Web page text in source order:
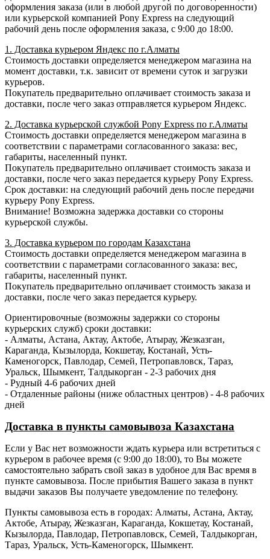
оформления заказа (или в любой другой по договоренности)
или курьерской компанией Pony Express на следующий
рабочий день после оформления заказа, с 9:00 до 18:00.
1. Доставка курьером Яндекс по г.Алматы
Стоимость доставки определяется менеджером магазина на
момент доставки, т.к. зависит от времени суток и загрузки
курьеров.
Покупатель предварительно оплачивает стоимость заказа и
доставки, после чего заказ отправляется курьером Яндекс.
2. Доставка курьерской службой Pony Express по г.Алматы
Стоимость доставки определяется менеджером магазина в
соответствии с параметрами согласованного заказа: вес,
габариты, населенный пункт.
Покупатель предварительно оплачивает стоимость заказа и
доставки, после чего заказ передается курьеру Pony Express.
Срок доставки: на следующий рабочий день после передачи
курьеру Pony Express.
Внимание! Возможна задержка доставки со стороны
курьерской службы.
3. Доставка курьером по городам Казахстана
Стоимость доставки определяется менеджером магазина в
соответствии с параметрами согласованного заказа: вес,
габариты, населенный пункт.
Покупатель предварительно оплачивает стоимость заказа и
доставки, после чего заказ передается курьеру.
Ориентировочные (возможны задержки со стороны
курьерских служб) сроки доставки:
- Алматы, Астана, Актау, Актобе, Атырау, Жезказган,
Караганда, Кызылорда, Кокшетау, Костанай, Усть-
Каменогорск, Павлодар, Семей, Петропавловск, Тараз,
Уральск, Шымкент, Талдыкорган - 2-3 рабочих дня
- Рудный 4-6 рабочих дней
- Отдаленные районы (ниже областных центров) - 4-8 рабочих
дней
Доставка в пункты самовывоза Казахстана
Если у Вас нет возможности ждать курьера или встретиться с
курьером в рабочее время (с 9:00 до 18:00), то Вы можете
самостоятельно забрать свой заказ в удобное для Вас время в
пункте самовывоза. После прибытия Вашего заказа в пункт
выдачи заказов Вы получаете уведомление по телефону.
Пункты самовывоза есть в городах: Алматы, Астана, Актау,
Актобе, Атырау, Жезказган, Караганда, Кокшетау, Костанай,
Кызылорда, Павлодар, Петропавловск, Семей, Талдыкорган,
Тараз, Уральск, Усть-Каменогорск, Шымкент.